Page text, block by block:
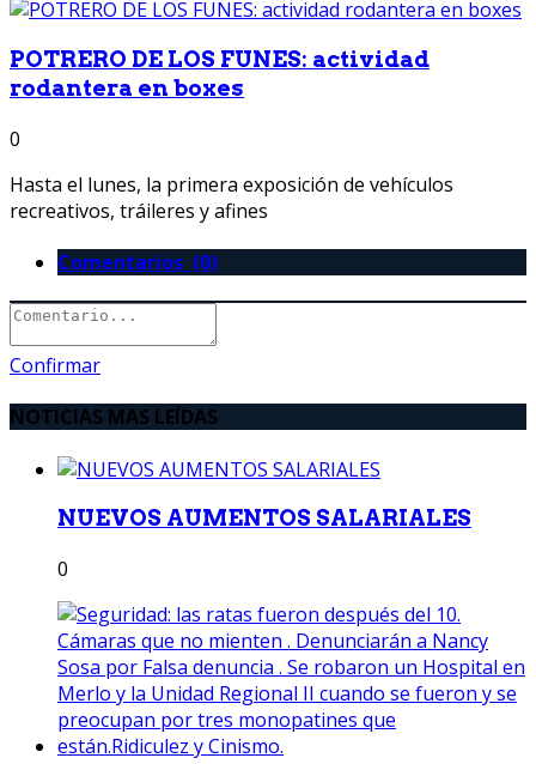
POTRERO DE LOS FUNES: actividad
rodantera en boxes
0
Hasta el lunes, la primera exposición de vehículos
recreativos, tráileres y afines
Comentarios (0)
Confirmar
NOTICIAS MAS LEÍDAS
NUEVOS AUMENTOS SALARIALES
0